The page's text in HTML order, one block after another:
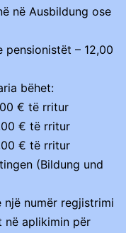
në Ausbildung ose
– 12,00
bëhet:
€ të rritur
€ të rritur
€ të rritur
(Bildung und
një numër regjistrimi
në aplikimin për